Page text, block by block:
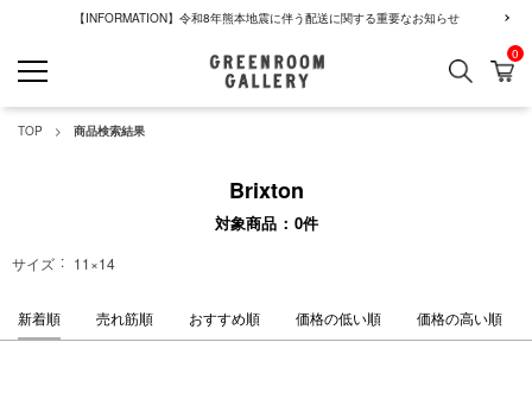
【INFORMATION】令和8年熊本地震に伴う配送に関する重要なお知らせ
検索 カ
0
TOP 商品検索結果
Brixton
対象商品 0件
サイズ 11×14
新着順 売れ筋順 おすすめ順 価格の低い順 価格の高い順